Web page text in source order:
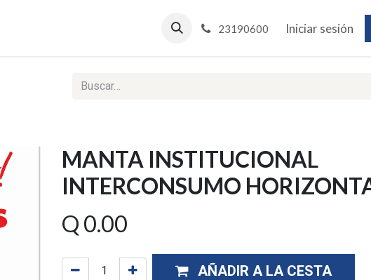
Reportes Web 23190600 Iniciar sesión
MANTA INSTITUCIONAL
INTERCONSUMO
Q 0.00
AÑADIR A LA CESTA